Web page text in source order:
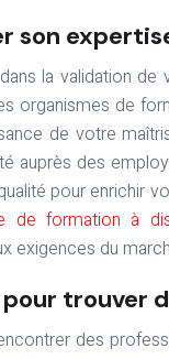
son
la validation
organismes de
de votre
auprès des
pour enrichir
de formation à
exigences du
trouver
des